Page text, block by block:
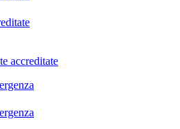
accreditate